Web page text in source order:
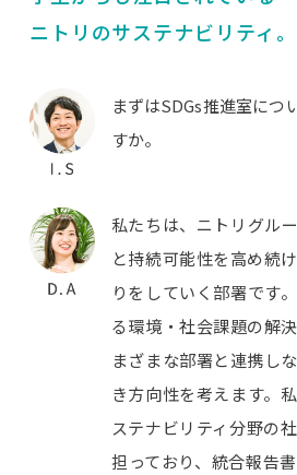
ニトリのサステナビリティ。
まずはSDGs推進室につ
すか。
私たちは、ニトリグル
と持続可能性を高め続
りをしていく部署です
る環境・社会課題の解
まざまな部署と連携し
き方向性を考えます。
ステナビリティ分野の
担っており、統合報告